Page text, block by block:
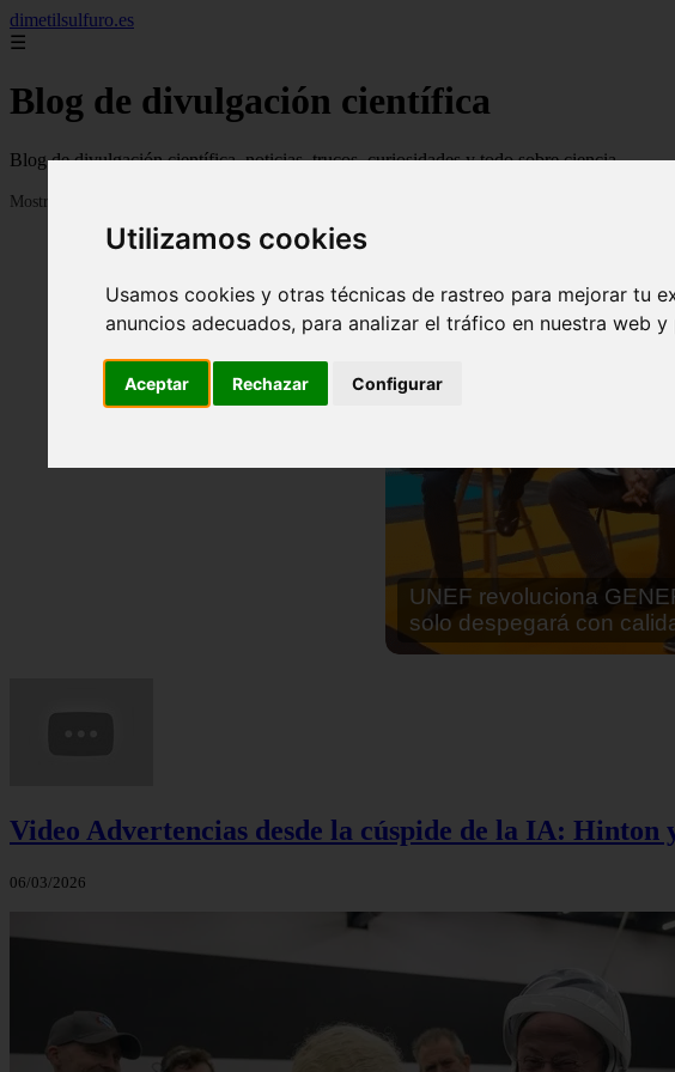
Utilizamos cookies
Usamos cookies y otras técnicas de rastreo para mejorar tu
anuncios adecuados, para analizar el tráfico en nuestra web
Aceptar Rechazar Configurar
dimetilsulfuro.es
☰
Blog de divulgación científica
Blog de divulgación científica, noticias, trucos, curiosidades y todo sobre ciencia
Mostrando 1 - 24 de 907 artículos
En África harán lo que
cocinar sus alimentos
Video Advertencias desde la cúspide de la IA: Hinton
06/03/2026